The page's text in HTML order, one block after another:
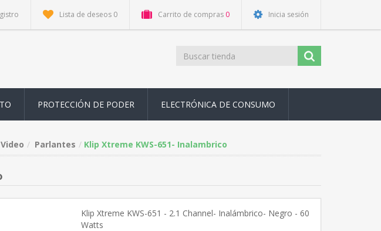
Lista de deseos 0 Carrito de compras 0 Inicia sesión
PROTECCIÓN DE PODER ELECTRÓNICA DE CONSUMO
Parlantes Klip Xtreme KWS-651- Inalambrico
Klip Xtreme KWS-651 - 2.1 Channel- Inalámbrico- Negro - 60
Watts